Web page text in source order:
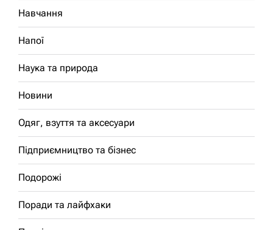
Навчання
Напої
Наука та природа
Новини
Одяг, взуття та аксесуари
Підприємництво та бізнес
Подорожі
Поради та лайфхаки